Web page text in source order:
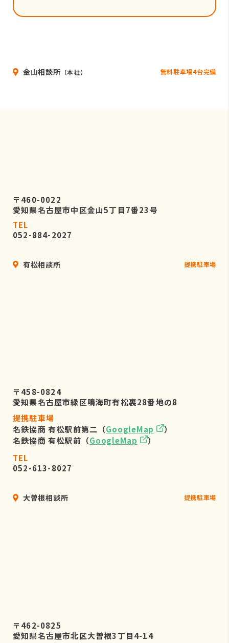
金山相談所 （本社） 無料駐車場4台完備
〒460-0022
愛知県名古屋市中区金山5丁目7番23号
TEL
052-884-2027
有松相談所 提携駐車場
〒458-0824
愛知県名古屋市緑区鳴海町有松裏28番地の8
提携駐車場
名鉄協商 有松駅前第二（GoogleMap
）
名鉄協商 有松駅前（GoogleMap
）
TEL
052-613-8027
大曽根相談所 提携駐車場
〒462-0825
愛知県名古屋市北区大曽根3丁目4-14